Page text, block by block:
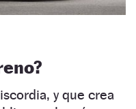
y que crea